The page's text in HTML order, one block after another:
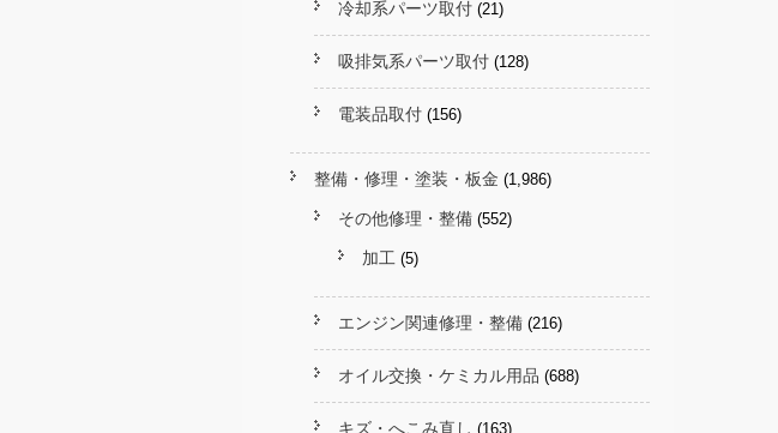
冷却系パーツ取付 (21)
吸排気系パーツ取付 (128)
電装品取付 (156)
整備・修理・塗装・板金 (1,986)
その他修理・整備 (552)
加工 (5)
エンジン関連修理・整備 (216)
オイル交換・ケミカル用品 (688)
キズ・へこみ直し (163)